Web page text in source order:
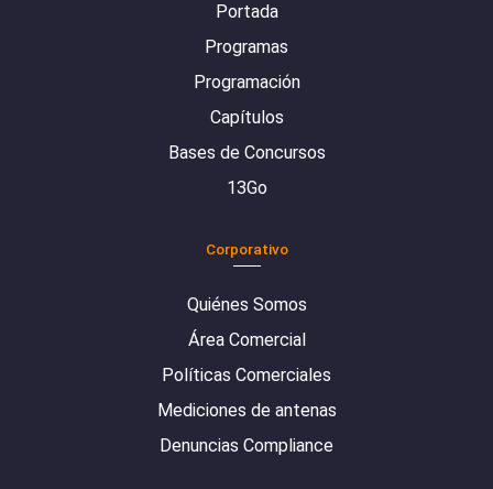
Portada
Programas
Programación
Capítulos
Bases de Concursos
13Go
Corporativo
Quiénes Somos
Área Comercial
Políticas Comerciales
Mediciones de antenas
Denuncias Compliance